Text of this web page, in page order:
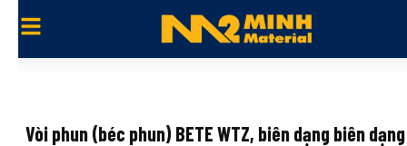
Vòi phun (béc phun) BETE WTZ, biên dạng biên dạng